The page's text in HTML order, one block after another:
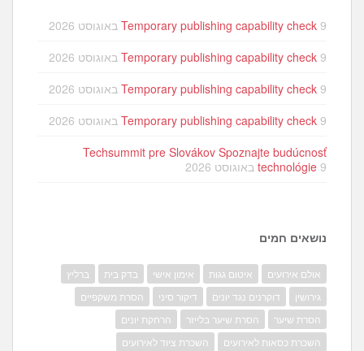
Temporary publishing capability check 9 באוגוסט 2026
Temporary publishing capability check 9 באוגוסט 2026
Temporary publishing capability check 9 באוגוסט 2026
Temporary publishing capability check 9 באוגוסט 2026
Techsummit pre Slovákov Spoznajte budúcnosť
technológie 9 באוגוסט 2026
נושאים חמים
אולם אירועים איטום גגות אימון אישי בדק בית
ברליץ
גירושין
דוקרנים נגד יונים דיקור סיני
הסרת משקפיים
הסרת שיער
הסרת שיער בלייזר
הרחקת יונים
השכרת כסאות לאירועים
השכרת ציוד לאירועים